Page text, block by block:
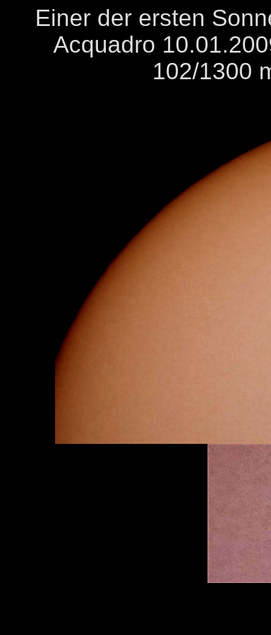
Einer der ersten
Acquadro
102/1300